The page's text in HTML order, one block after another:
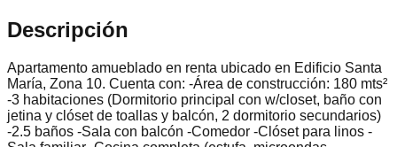
Descripción
Apartamento amueblado en renta ubicado en Edificio Santa
María, Zona 10. Cuenta con: -Área de construcción: 180 mts²
-3 habitaciones (Dormitorio principal con w/closet, baño con
jetina y clóset de toallas y balcón, 2 dormitorio secundarios)
-2.5 baños -Sala con balcón -Comedor -Clóset para linos -